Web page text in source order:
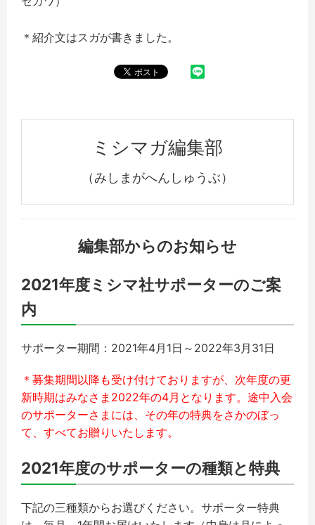
＊紹介文はスガが書きました。
ミシマガ編集部
（みしまがへんしゅうぶ）
編集部からのお知らせ
2021年度ミシマ社サポーターのご案
内
サポーター期間：2021年4月1日～2022年3月31日
＊募集期間以降も受け付けておりますが、次年度の更
新時期はみなさま2022年の4月となります。途中入会
のサポーターさまには、その年の特典をさかのぼっ
て、すべてお贈りいたします。
2021年度のサポーターの種類と特典
下記の三種類からお選びください。サポーター特典